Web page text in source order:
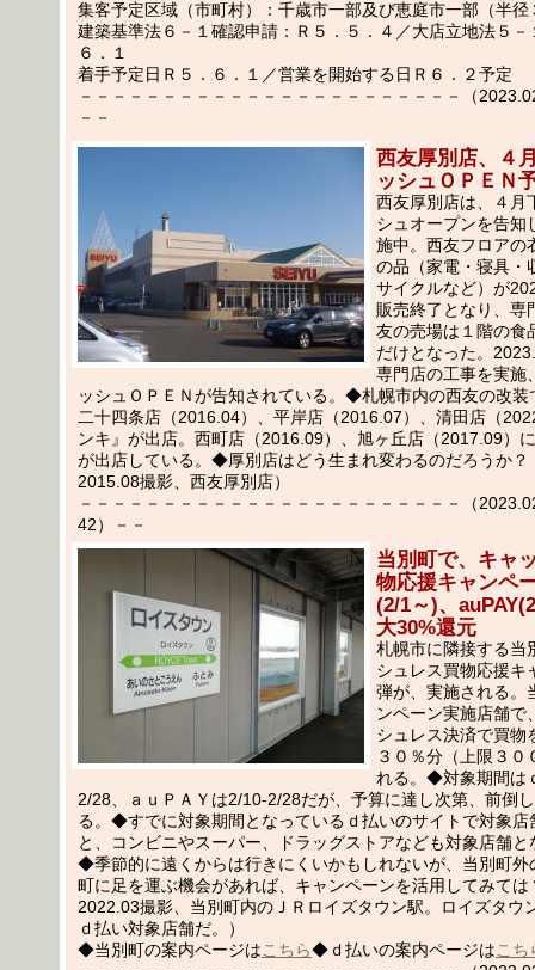
集客予定区域（市町村）：千歳市一部及び恵庭市一部（半径
建築基準法６－１確認申請：Ｒ５．５．４／大店立地法５－
６．１
着手予定日Ｒ５．６．１／営業を開始する日Ｒ６．２予定
－－－－－－－－－－－－－－－－－－－－－－－（
－－
西友厚別店、４
ッシュＯＰＥＮ
西友厚別店は、４月
シュオープンを告知
施中。西友フロアの
の品（家電・寝具・
サイクルなど）が
販売終了となり、専
友の売場は１階の食
だけとなった。
専門店の工事を実施
ッシュＯＰＥＮが告知されている。◆札幌市内の西友の改装
二十四条店（2016.04）、平岸店（2016.07）、清田店（
ンキ』が出店。西町店（2016.09）、旭ヶ丘店（2017.09）
が出店している。◆厚別店はどう生まれ変わるのだろうか？
2015.08撮影、西友厚別店）
－－－－－－－－－－－－－－－－－－－－－－－（
42）－－
当別町で、キャ
物応援キャンペ
(2/1～)、
大30%還元
札幌市に隣接する当
シュレス買物応援キ
弾が、実施される。
ンペーン実施店舗で
シュレス決済で買物
３０％分（上限３０
れる。◆対象期間は
2/28、ａｕＰＡＹは2/10-2/28だが、予算に達し次第、前倒
る。◆すでに対象期間となっているｄ払いのサイトで対象店
と、コンビニやスーパー、ドラッグストアなども対象店舗と
◆季節的に遠くからは行きにくいかもしれないが、当別町外
町に足を運ぶ機会があれば、キャンペーンを活用してみては
2022.03撮影、当別町内のＪＲロイズタウン駅。ロイズタウ
ｄ払い対象店舗だ。）
◆当別町の案内ページはこちら◆ｄ払いの案内ページはこち